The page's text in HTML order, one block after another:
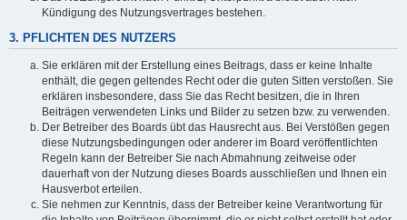
Kündigung des Nutzungsvertrages bestehen.
3. PFLICHTEN DES NUTZERS
Sie erklären mit der Erstellung eines Beitrags, dass er keine Inhalte
enthält, die gegen geltendes Recht oder die guten Sitten verstoßen. Sie
erklären insbesondere, dass Sie das Recht besitzen, die in Ihren
Beiträgen verwendeten Links und Bilder zu setzen bzw. zu verwenden.
Der Betreiber des Boards übt das Hausrecht aus. Bei Verstößen gegen
diese Nutzungsbedingungen oder anderer im Board veröffentlichten
Regeln kann der Betreiber Sie nach Abmahnung zeitweise oder
dauerhaft von der Nutzung dieses Boards ausschließen und Ihnen ein
Hausverbot erteilen.
Sie nehmen zur Kenntnis, dass der Betreiber keine Verantwortung für